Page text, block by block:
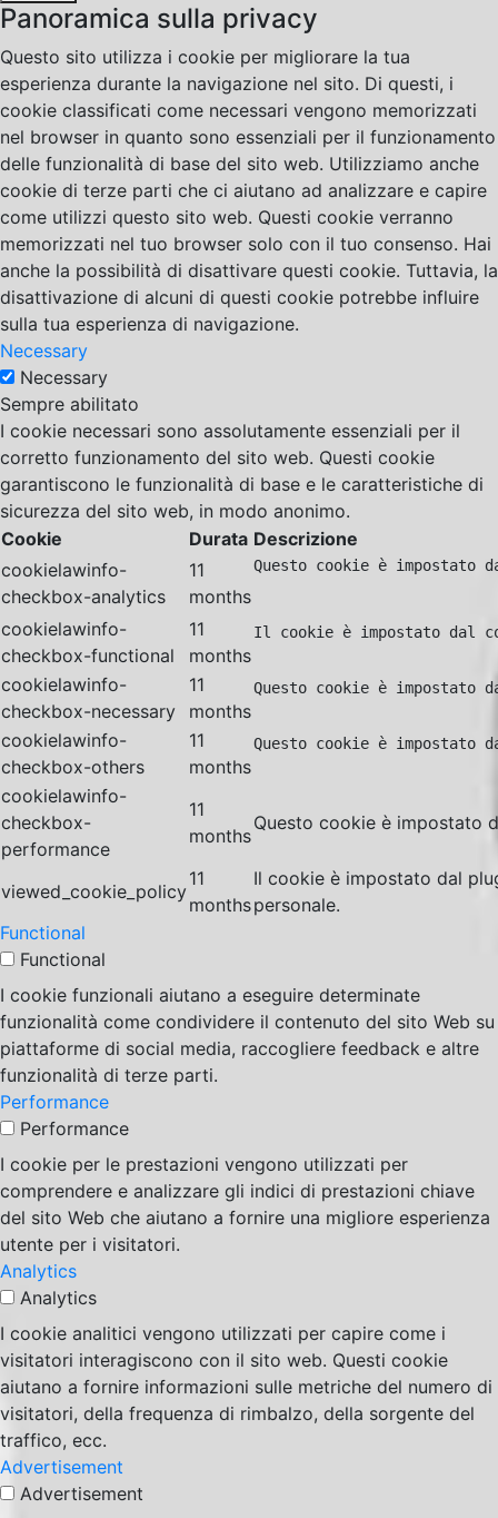
Panoramica sulla privacy
Questo sito utilizza i cookie per migliorare la tua
esperienza durante la navigazione nel sito. Di questi, i
cookie classificati come necessari vengono memorizzati
nel browser in quanto sono essenziali per il funzionamento
delle funzionalità di base del sito web. Utilizziamo anche
cookie di terze parti che ci aiutano ad analizzare e capire
come utilizzi questo sito web. Questi cookie verranno
memorizzati nel tuo browser solo con il tuo consenso. Hai
anche la possibilità di disattivare questi cookie. Tuttavia, la
disattivazione di alcuni di questi cookie potrebbe influire
sulla tua esperienza di navigazione.
Necessary
Necessary
Sempre abilitato
I cookie necessari sono assolutamente essenziali per il
corretto funzionamento del sito web. Questi cookie
garantiscono le funzionalità di base e le caratteristiche di
sicurezza del sito web, in modo anonimo.
Cookie
Durata Descrizione
cookielawinfo-
checkbox-analytics
11
months
Questo cookie è
cookielawinfo-
checkbox-functional
11
months
Il cookie è impostato dal
cookielawinfo-
checkbox-necessary
11
months
Questo cookie è impostato
cookielawinfo-
checkbox-others
11
months
Questo cookie è
cookielawinfo-
checkbox-
performance
11
months
Questo cookie è impostato
viewed_cookie_policy
11
months
Il cookie è impostato dal
personale.
Functional
Functional
I cookie funzionali aiutano a eseguire determinate
funzionalità come condividere il contenuto del sito Web su
piattaforme di social media, raccogliere feedback e altre
funzionalità di terze parti.
Performance
Performance
I cookie per le prestazioni vengono utilizzati per
comprendere e analizzare gli indici di prestazioni chiave
del sito Web che aiutano a fornire una migliore esperienza
utente per i visitatori.
Analytics
Analytics
I cookie analitici vengono utilizzati per capire come i
visitatori interagiscono con il sito web. Questi cookie
aiutano a fornire informazioni sulle metriche del numero di
visitatori, della frequenza di rimbalzo, della sorgente del
traffico, ecc.
Advertisement
Advertisement